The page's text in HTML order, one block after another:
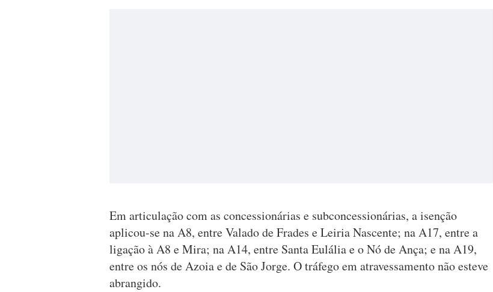
Em articulação com as concessionárias e subconcessionárias, a isenção
aplicou-se na A8, entre Valado de Frades e Leiria Nascente; na A17, entre a
ligação à A8 e Mira; na A14, entre Santa Eulália e o Nó de Ança; e na A19,
entre os nós de Azoia e de São Jorge. O tráfego em atravessamento não esteve
abrangido.